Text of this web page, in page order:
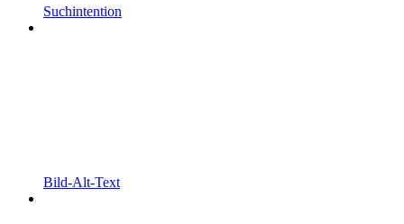
Suchintention
Bild-Alt-Text